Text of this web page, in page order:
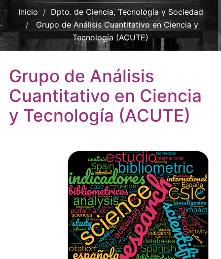
Inicio
Dpto. de Ciencia, Tecnología y Sociedad
Grupo de Análisis Cuantitativo en Ciencia y
Tecnología (ACUTE)
Grupo de Análisis
Cuantitativo en Ciencia
y Tecnología (ACUTE)